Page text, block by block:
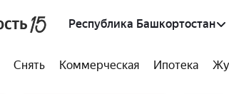
Республика Башкортостан
Снять Коммерческая Ипотека